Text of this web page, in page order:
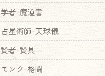
学者-魔道書
占星術師-天球儀
賢者-賢具
モンク-格闘